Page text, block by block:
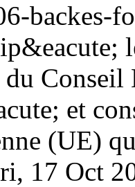
backes-
et
(UE)
17 Oct